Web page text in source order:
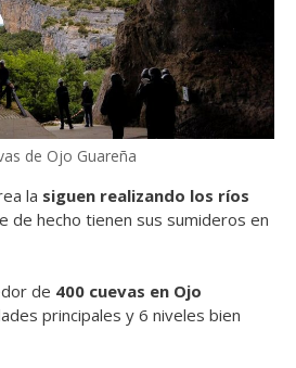
de Ojo Guareña
la siguen realizando los ríos
de hecho tienen sus sumideros en
de 400 cuevas en Ojo
principales y 6 niveles bien